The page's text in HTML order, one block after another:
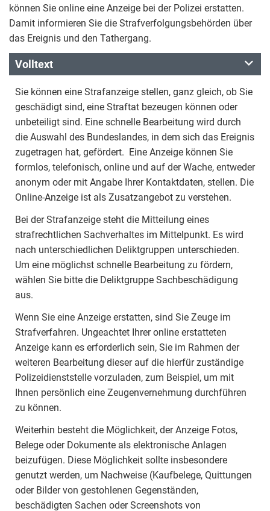
können Sie online eine Anzeige bei der Polizei erstatten.
Damit informieren Sie die Strafverfolgungsbehörden über
das Ereignis und den Tathergang.
Volltext
Sie können eine Strafanzeige stellen, ganz gleich, ob Sie
geschädigt sind, eine Straftat bezeugen können oder
unbeteiligt sind. Eine schnelle Bearbeitung wird durch
die Auswahl des Bundeslandes, in dem sich das Ereignis
zugetragen hat, gefördert. Eine Anzeige können Sie
formlos, telefonisch, online und auf der Wache, entweder
anonym oder mit Angabe Ihrer Kontaktdaten, stellen. Die
Online-Anzeige ist als Zusatzangebot zu verstehen.
Bei der Strafanzeige steht die Mitteilung eines
strafrechtlichen Sachverhaltes im Mittelpunkt. Es wird
nach unterschiedlichen Deliktgruppen unterschieden.
Um eine möglichst schnelle Bearbeitung zu fördern,
wählen Sie bitte die Deliktgruppe Sachbeschädigung
aus.
Wenn Sie eine Anzeige erstatten, sind Sie Zeuge im
Strafverfahren. Ungeachtet Ihrer online erstatteten
Anzeige kann es erforderlich sein, Sie im Rahmen der
weiteren Bearbeitung dieser auf die hierfür zuständige
Polizeidienststelle vorzuladen, zum Beispiel, um mit
Ihnen persönlich eine Zeugenvernehmung durchführen
zu können.
Weiterhin besteht die Möglichkeit, der Anzeige Fotos,
Belege oder Dokumente als elektronische Anlagen
beizufügen. Diese Möglichkeit sollte insbesondere
genutzt werden, um Nachweise (Kaufbelege, Quittungen
oder Bilder von gestohlenen Gegenständen,
beschädigten Sachen oder Screenshots von